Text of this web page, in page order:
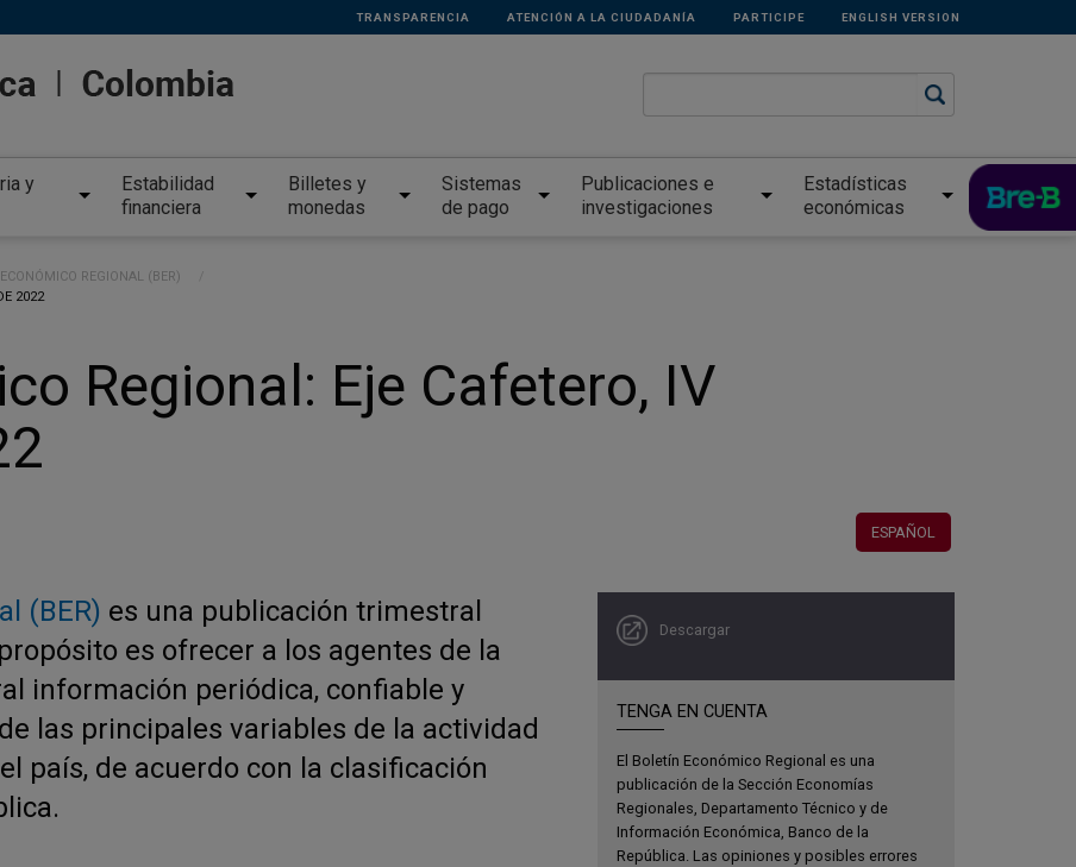
TRANSPARENCIA ATENCIÓN A LA CIUDADANÍA PARTICIPE ENGLISH VERSION
y
Estabilidad
financiera
Billetes y
monedas
Sistemas
de pago
Publicaciones e
investigaciones
Estadísticas
económicas
REGIONAL (BER)
2022
Regional: Eje Cafetero, IV
ESPAÑOL
Descargar
TENGA EN CUENTA
El Boletín Económico Regional es una
publicación de la Sección Economías
Regionales, Departamento Técnico y de
Información Económica, Banco de la
República. Las opiniones y posibles errores
(BER) es una publicación trimestral
es ofrecer a los agentes de la
información periódica, confiable y
las principales variables de la actividad
país, de acuerdo con la clasificación